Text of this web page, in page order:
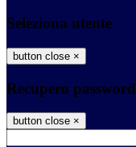
Seleziona utente
button close ×
Recupero password
button close ×